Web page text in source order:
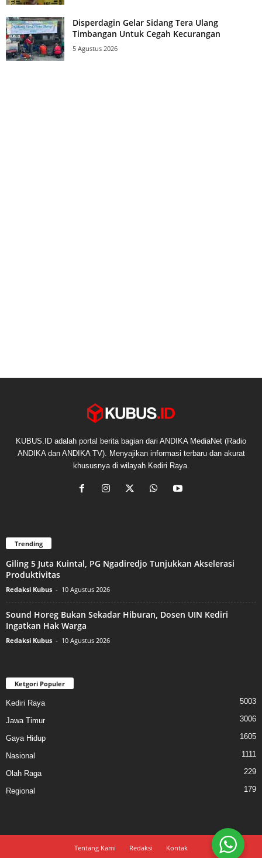
Disperdagin Gelar Sidang Tera Ulang
Timbangan Untuk Cegah Kecurangan
5 Agustus 2026
KUBUS.ID adalah portal berita bagian dari ANDIKA MediaNet (Radio
ANDIKA dan ANDIKA TV). Menyajikan informasi terbaru dan akurat
khususnya di wilayah Kediri Raya.
Trending
Giling 5 Juta Kuintal, PG Ngadiredjo Tunjukkan Akselerasi
Produktivitas
Redaksi Kubus - 10 Agustus 2026
Sound Horeg Bukan Sekadar Hiburan, Dosen UIN Kediri
Ingatkan Hak Warga
Redaksi Kubus - 10 Agustus 2026
Ketgori Populer
Kediri Raya 5003
Jawa Timur 3006
Gaya Hidup 1605
Nasional 1111
Olah Raga 229
Regional 179
Tentang Kami Redaksi Kontak